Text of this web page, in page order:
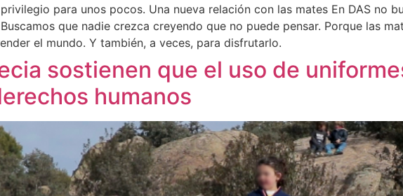
para unos pocos. Una nueva relación con las mates En DAS no
que nadie crezca creyendo que no puede pensar. Porque las
el mundo. Y también, a veces, para disfrutarlo.
sostienen que el uso de
humanos